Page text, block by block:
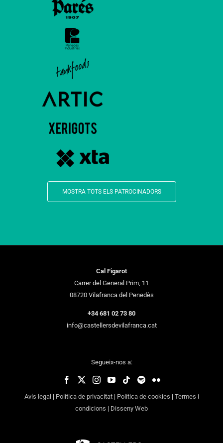
MOSTRA TOTS ELS PATROCINADORS
Cal Figarot
Carrer del General Prim, 11
08720 Vilafranca del Penedès
+34 681 02 73 80
info@castellersdevilafranca.cat
Segueix-nos a:
Avís legal | Política de privacitat| Política de cookies | Termes i
condicions | Disseny Web